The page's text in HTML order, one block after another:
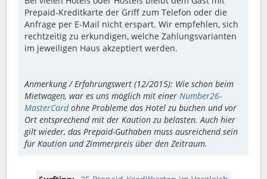
Prepaid-Kreditkarte der Griff zum Telefon oder die
Anfrage per E-Mail nicht erspart. Wir empfehlen, sich
rechtzeitig zu erkundigen, welche Zahlungsvarianten
im jeweiligen Haus akzeptiert werden.
Anmerkung / Erfahrungswert (12/2015): Wie schon beim
Mietwagen, war es uns möglich mit einer Number26-
MasterCardohne Probleme das Hotel zu buchen und vor
Ort entsprechend mit der Kaution zu belasten. Auch hier
gilt wieder, das Prepaid-Guthaben muss ausreichend sein
für Kaution und Zimmerpreis über den Zeitraum.